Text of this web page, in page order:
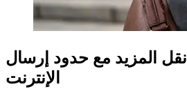
انقل المزيد مع حدود إرسال Xe الأعلى عبر
الإنترنت